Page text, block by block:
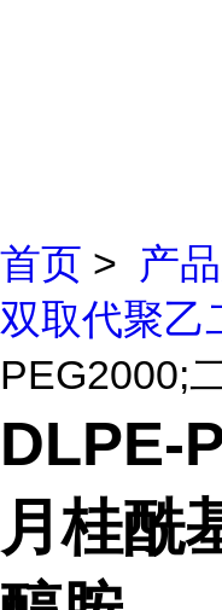
首页 > 产
双取代聚乙
PEG2000;
DLPE-
月桂酰